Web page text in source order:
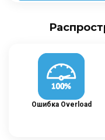
Ошибка Overload